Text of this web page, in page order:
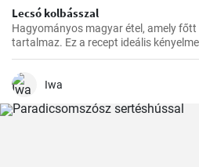
Lecsó kolbásszal
Hagyományos magyar étel, amely
tartalmaz. Ez a recept ideális
vacsorához.
Iwa